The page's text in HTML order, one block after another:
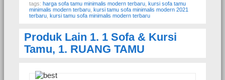
tags: harga sofa tamu minimalis modern terbaru kursi sofa tamu
minimalis modern terbaru kursi tamu sofa minimalis modern 2021
terbaru kursi tamu sofa minimalis modern terbaru
Produk Lain 1. 1 Sofa & Kursi
Tamu, 1. RUANG TAMU